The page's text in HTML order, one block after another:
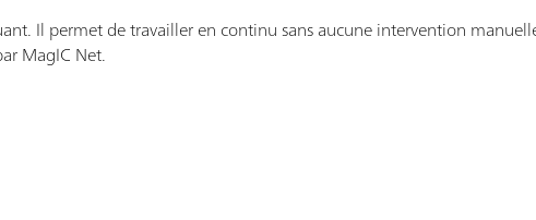
Il permet de travailler en continu sans aucune intervention
MagIC Net.